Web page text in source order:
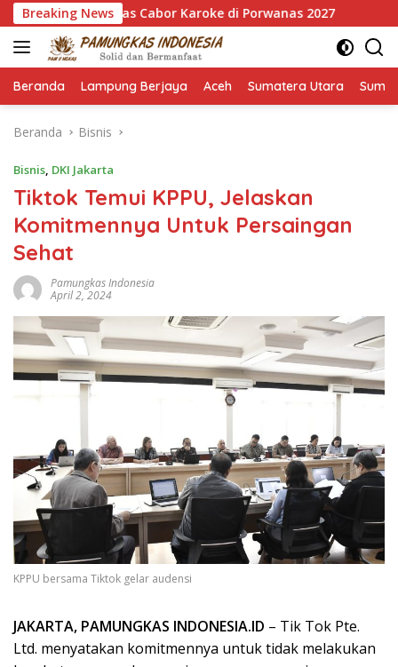
Langsung
ke
konten
Breaking News
Cabor Karoke di Porwanas 2027 Pimpin HKTI
Beranda Lampung Berjaya Aceh Sumatera Utara
Beranda Bisnis
Bisnis, DKI Jakarta
Tiktok Temui KPPU, Jelaskan
Komitmennya Untuk Persaingan
Sehat
Pamungkas Indonesia
April 2, 2024
KPPU bersama Tiktok gelar audensi
JAKARTA, PAMUNGKAS INDONESIA.ID – Tik Tok Pte.
Ltd. menyatakan komitmennya untuk tidak melakukan